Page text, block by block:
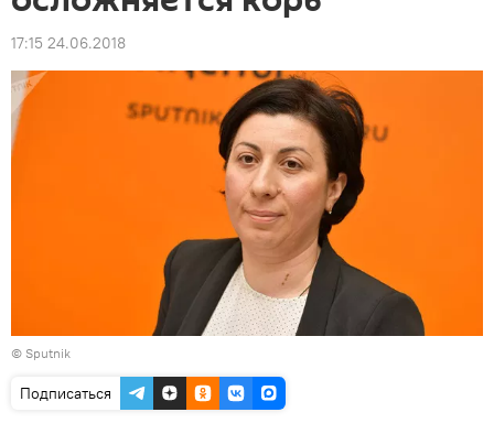
17:15 24.06.2018
© Sputnik
Подписаться